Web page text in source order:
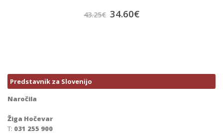
43.25€ 34.60€
Predstavnik za Slovenijo
Naročila
Žiga Hočevar
T: 031 255 900